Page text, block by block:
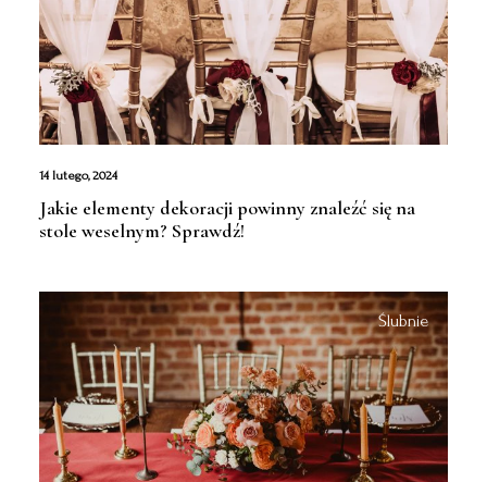
14 lutego, 2024
Jakie elementy dekoracji powinny znaleźć się na
stole weselnym? Sprawdź!
Ślubnie